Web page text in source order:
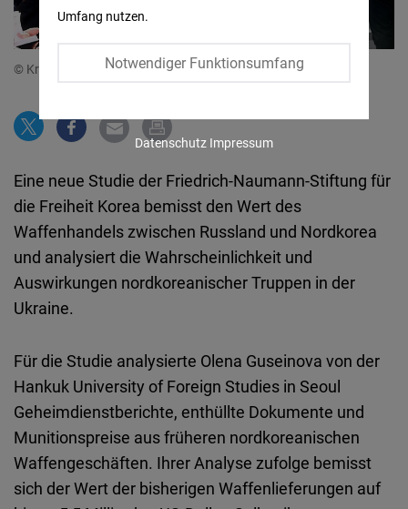
© Kremlin.ru, CC BY 4.0, via Wikimedia Commons
Eine neue Studie der Friedrich-Naumann-Stiftung für
die Freiheit Korea bemisst den Wert des
Waffenhandels zwischen Russland und Nordkorea
und analysiert die Wahrscheinlichkeit und
Auswirkungen nordkoreanischer Truppen in der
Ukraine.
Für die Studie analysierte Olena Guseinova von der
Hankuk University of Foreign Studies in Seoul
Geheimdienstberichte, enthüllte Dokumente und
Munitionspreise aus früheren nordkoreanischen
Waffengeschäften. Ihrer Analyse zufolge bemisst
sich der Wert der bisherigen Waffenlieferungen auf
Umfang nutzen.
Notwendiger Funktionsumfang
Instagram
Embed
Google
Maps
Embed
Cloudinary
Embed
Newsletter2go
Embed
Podigee
Datenschutz Impressum